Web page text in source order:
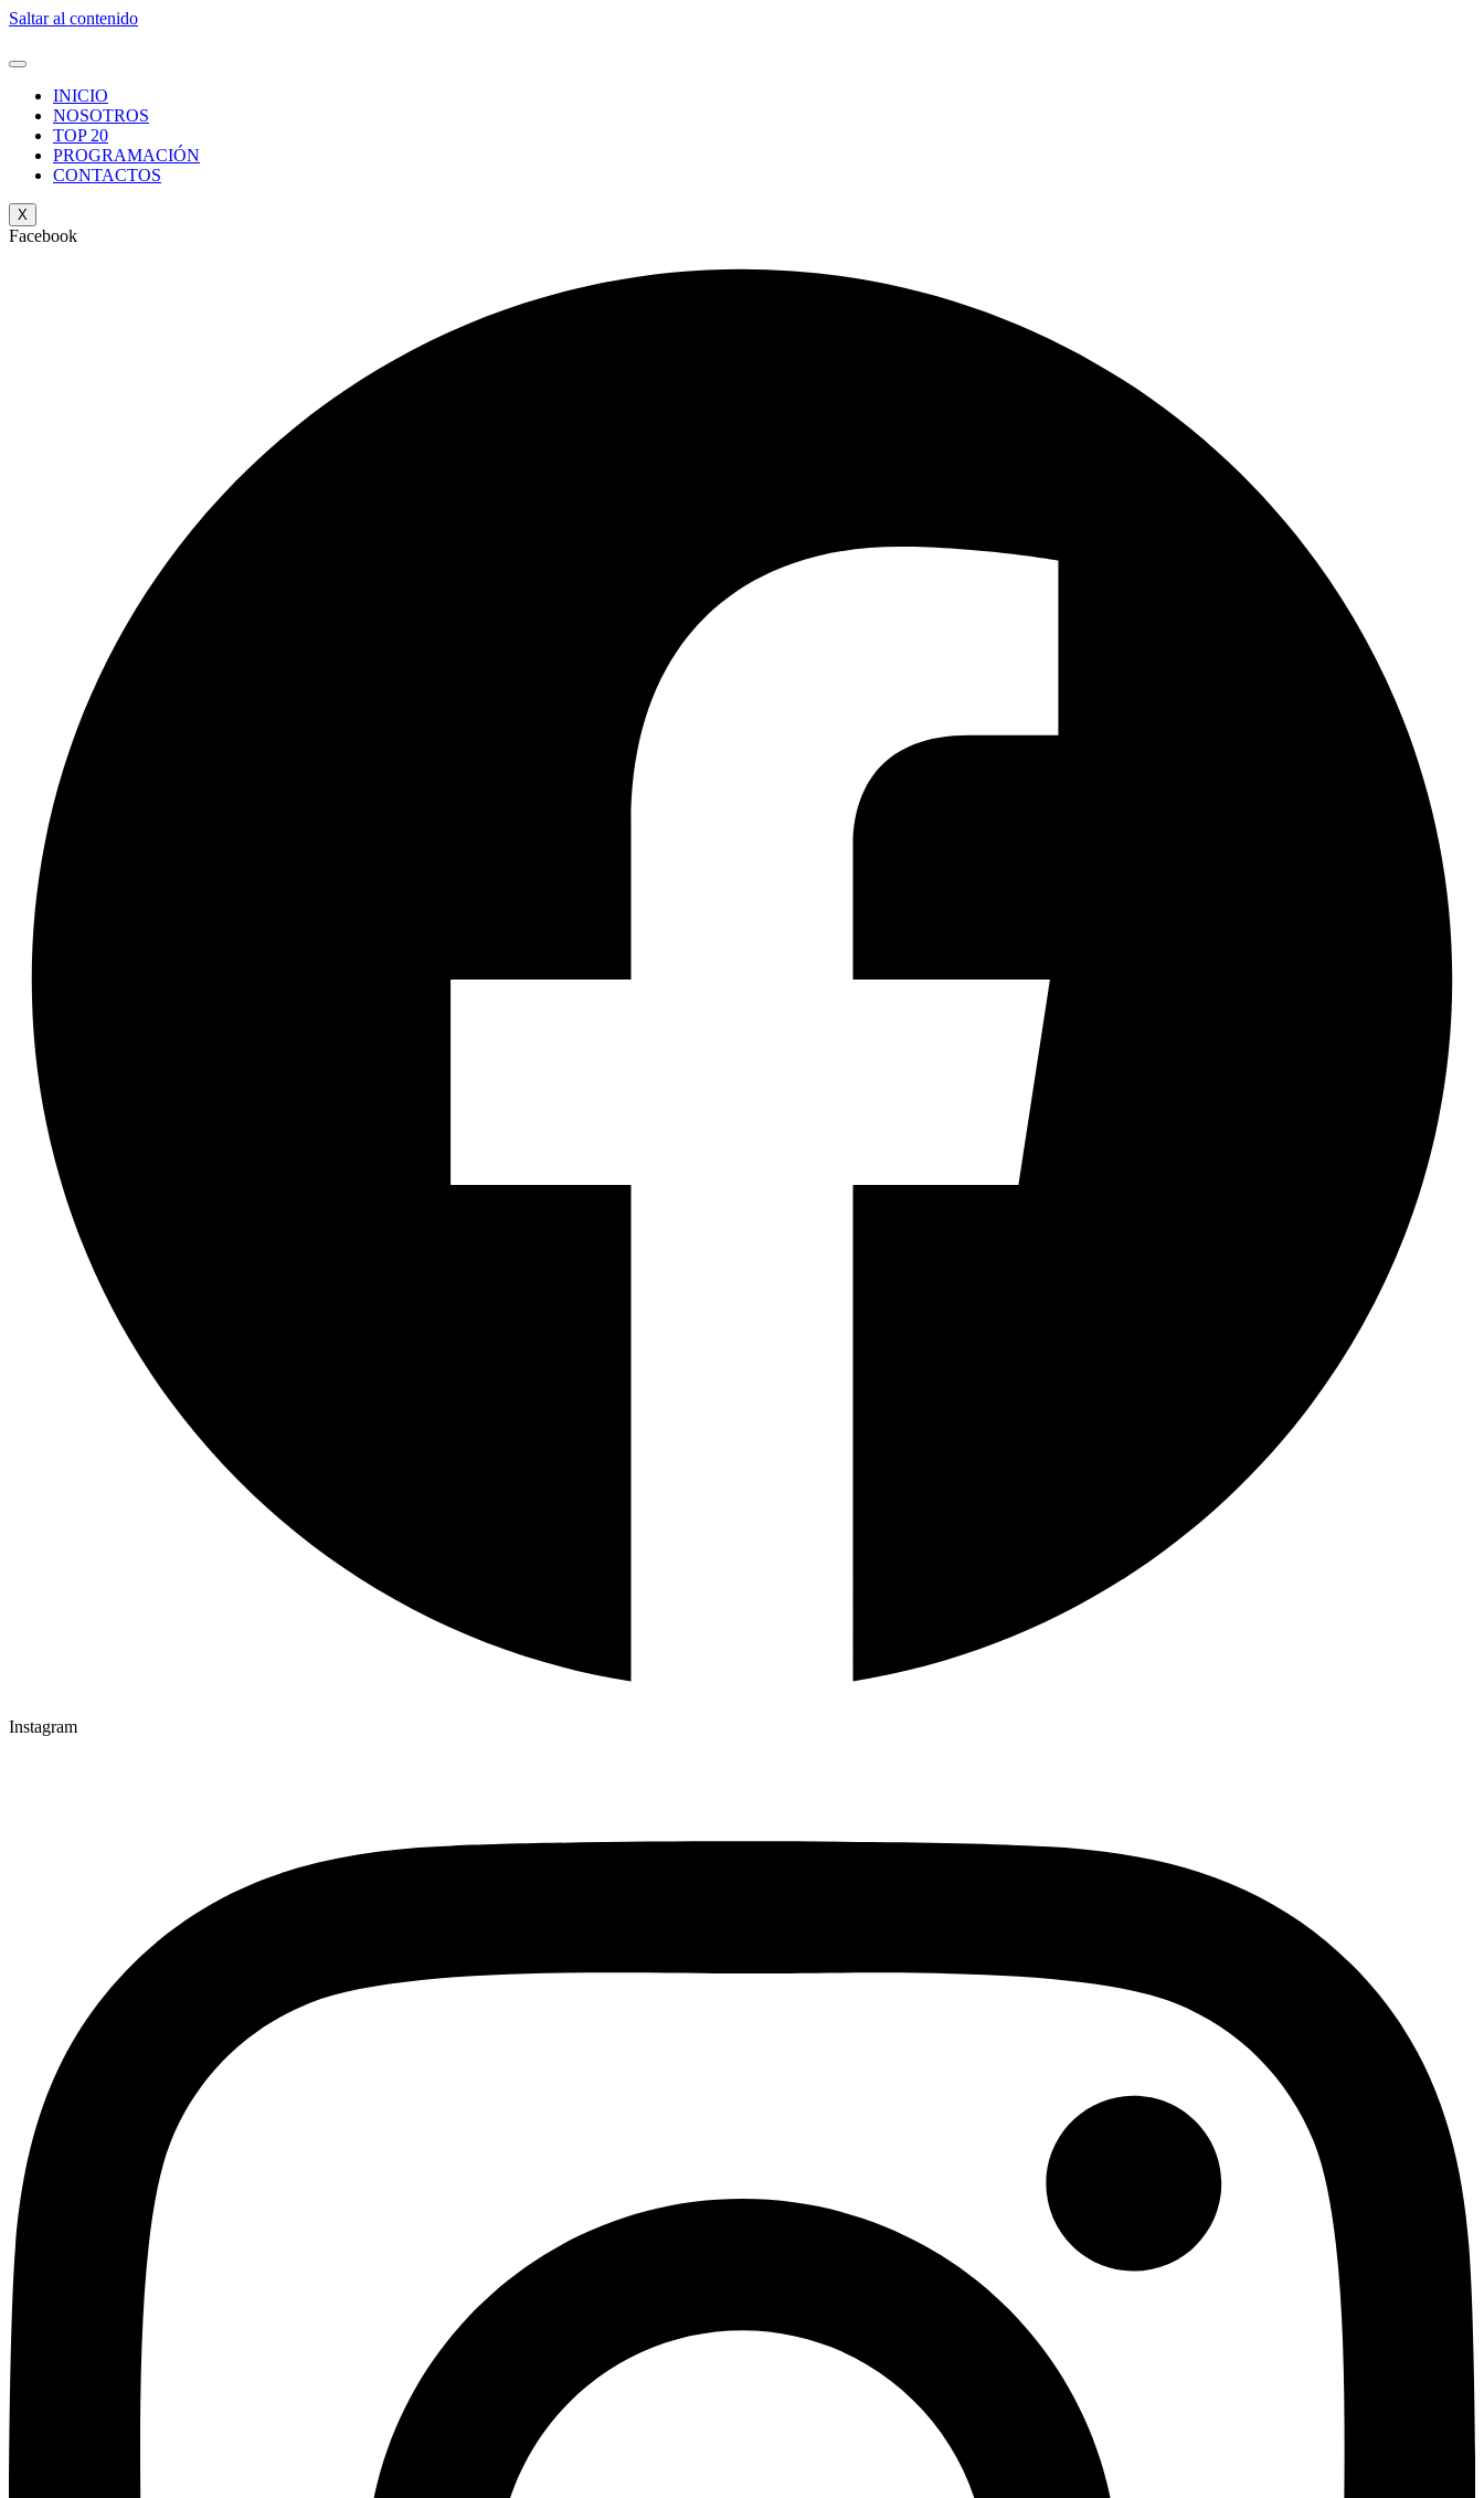
Saltar al contenido
INICIO
NOSOTROS
TOP 20
PROGRAMACIÓN
CONTACTOS
X
Facebook
Instagram